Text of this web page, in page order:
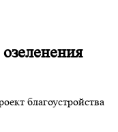
благоустройства